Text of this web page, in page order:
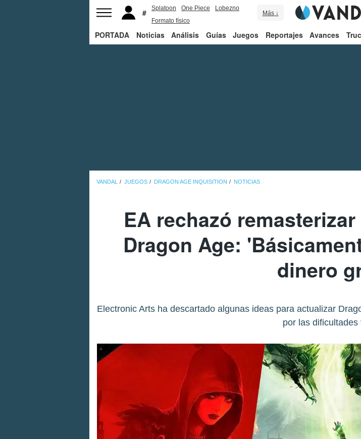
Splatoon One Piece
Lobezno
Formato físico
Más ↓
PORTADA Noticias Análisis Guías Juegos Reportajes Avances
VANDAL JUEGOS DRAGON AGE INQUISITION NOTICIAS
EA rechazó
Dragon Age:
dinero
Electronic Arts ha descartado algunas ideas para actualizar
por las dificultades